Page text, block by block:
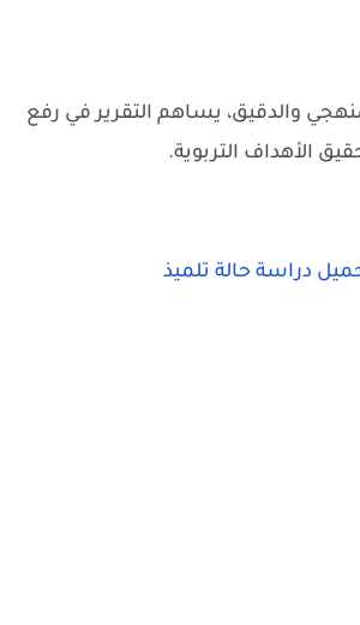
والدقيق، يساهم التقرير في رفع
الأهداف التربوية.
دراسة حالة تلميذ